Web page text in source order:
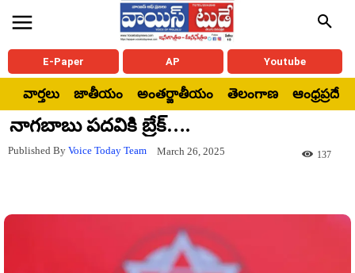
E-Paper AP Youtube
వార్తలు జాతీయం అంతర్జాతీయం తెలంగాణ ఆంధ్రప్రదేశ్
నాగబాబు పదవికి బ్రేక్….
Published By Voice Today Team March 26, 2025 137